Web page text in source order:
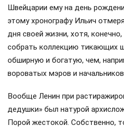
Швейцарии ему на день
этому хронографу Ильич
дня своей жизни, хотя,
собрать коллекцию тикающих
обширную и богатую, чем,
вороватых мэров и
Вообще Ленин при
дедушки» был натурой
Порой жестокой. Собственно,